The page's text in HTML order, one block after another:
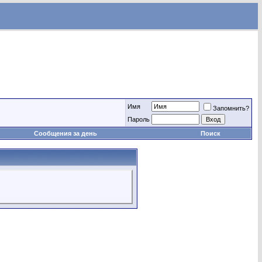
Имя
Запомнить?
Пароль
Сообщения за день Поиск